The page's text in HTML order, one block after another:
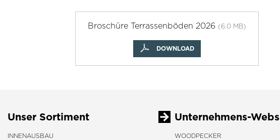
Broschüre Terrassenböden 2026 (6.0 MB)
DOWNLOAD
Unser Sortiment
INNENAUSBAU
Unternehmens-
WOODPECKER